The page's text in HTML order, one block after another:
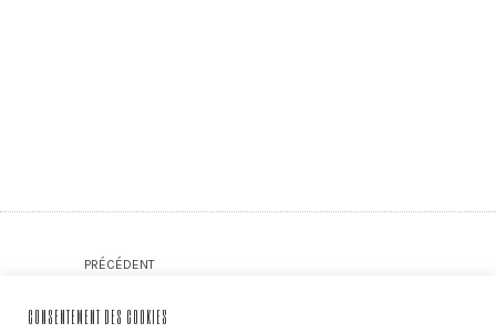
PRÉCÉDENT
CONSENTEMENT DES COOKIES